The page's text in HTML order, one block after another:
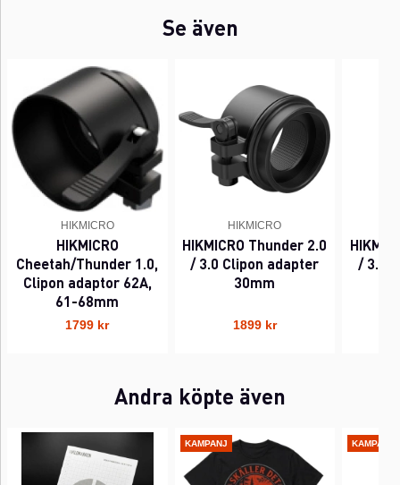
Se även
HIKMICRO
HIKMICRO
Cheetah/Thunder 1.0,
Clipon adaptor 62A,
61-68mm
1799 kr
HIKMICRO
HIKMICRO Thunder 2.0
/ 3.0 Clipon adapter
30mm
1899 kr
/ 3.0
Andra köpte även
KAMPANJ KAMPANJ